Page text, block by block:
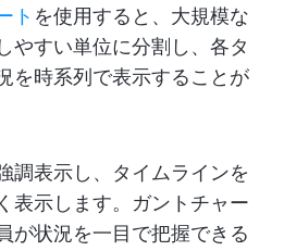
ト を使用すると、大規模な
やすい単位に分割し、各タ
を時系列で表示することが
調表示し、タイムラインを
表示します。ガントチャー
が状況を一目で把握できる